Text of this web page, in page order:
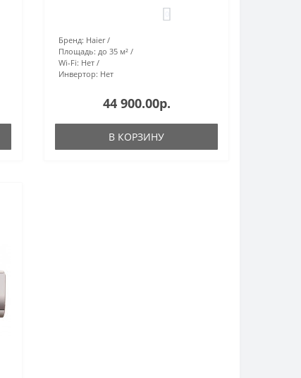
Бренд: Haier
Площадь: до 35 м²
Wi-Fi: Нет
Инвертор: Нет
44 900.00р.
В КОРЗИНУ